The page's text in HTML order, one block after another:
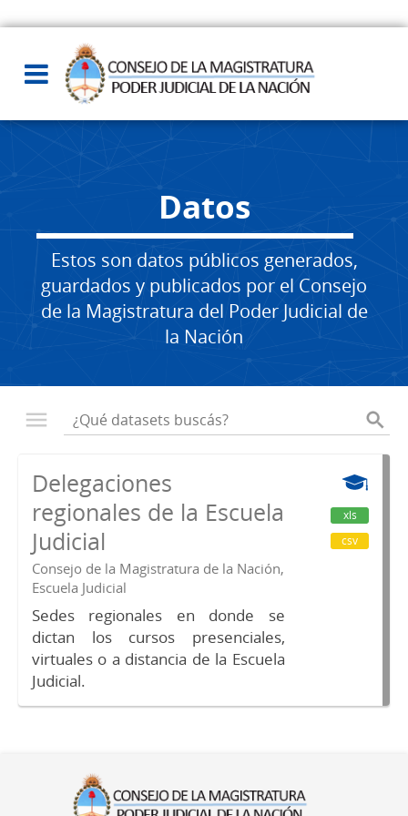
Datos
Estos son datos públicos generados,
guardados y publicados por el Consejo
de la Magistratura del Poder Judicial de
la Nación
Delegaciones
regionales de la Escuela
Judicial
Consejo de la Magistratura de la Nación,
Escuela Judicial
Sedes regionales en donde se
dictan los cursos presenciales,
virtuales o a distancia de la Escuela
Judicial.
xls
csv